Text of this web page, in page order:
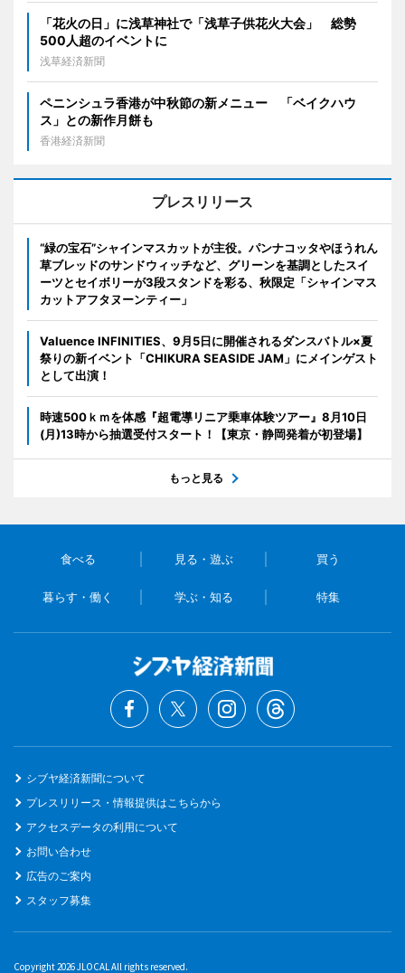
「花火の日」に浅草神社で「浅草子供花火大会」 総勢
500人超のイベントに
浅草経済新聞
ペニンシュラ香港が中秋節の新メニュー 「ベイクハウ
ス」との新作月餅も
香港経済新聞
プレスリリース
“緑の宝石”シャインマスカットが主役。パンナコッタやほうれん
草ブレッドのサンドウィッチなど、グリーンを基調としたスイ
ーツとセイボリーが3段スタンドを彩る、秋限定「シャインマス
カットアフタヌーンティー」
Valuence INFINITIES、9月5日に開催されるダンスバトル×夏
祭りの新イベント「CHIKURA SEASIDE JAM」にメインゲスト
として出演！
時速500ｋｍを体感『超電導リニア乗車体験ツアー』8月10日
(月)13時から抽選受付スタート！【東京・静岡発着が初登場】
もっと見る
食べる 見る・遊ぶ 買う
暮らす・働く 学ぶ・知る 特集
シブヤ経済新聞について
プレスリリース・情報提供はこちらから
アクセスデータの利用について
お問い合わせ
広告のご案内
スタッフ募集
Copyright 2026 JLOCAL All rights reserved.